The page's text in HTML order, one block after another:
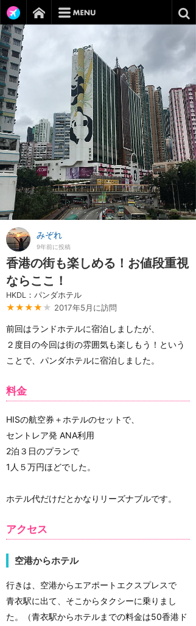
みぞれ
9年前に投稿
香港の街も楽しめる！お値段重視
ならここ！
HKDL：パンダホテル
★★★★ ★ 2017年5月に訪問
前回はランドホテルに宿泊しましたが、
２度目の今回は街の雰囲気も楽しもう！という
ことで、パンダホテルに宿泊しました。
料金
HISの航空券＋ホテルのセットで、
セントレア発 ANA利用
2泊３日のプランで
1人５万円ほどでした。
ホテル代だけだとかなりリーズナブルです。
アクセス
空港からホテル
行きは、空港からエアポートエクスプレスで
青衣駅に出て、そこからタクシーに乗りまし
た。（青衣駅からホテルまでの料金は50香港ド